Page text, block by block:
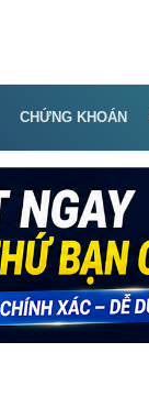
CHỨNG KHOÁN